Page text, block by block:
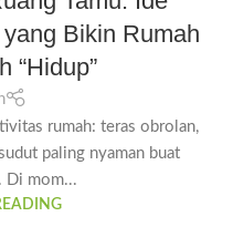
Bikin Rumah
“Hidup”
rumah: teras obrolan,
paling nyaman buat
Di mom...